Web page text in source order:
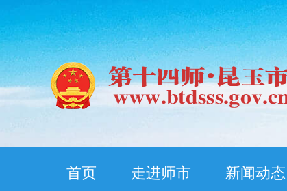
首页 走进师市 新闻动态